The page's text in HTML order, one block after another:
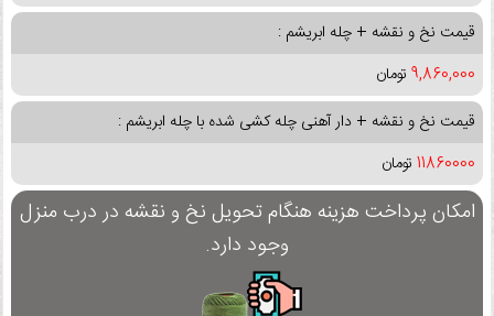
قیمت نخ و نقشه + چله ابریشم :
9,860,000 تومان
قیمت نخ و نقشه + دار آهنی چله کشی شده با چله ابریشم :
11860000 تومان
امکان پرداخت هزینه هنگام تحویل نخ و نقشه در درب منزل
وجود دارد.